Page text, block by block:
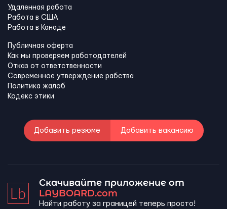
Удаленная работа
Работа в США
Работа в Канадe
Публичная оферта
Как мы проверяем работодателей
Отказ от ответственности
Современное утверждение рабства
Политика жалоб
Кодекс этики
Добавить резюме Добавить вакансию
Скачивайте приложение от
LAYBOARD.com
Найти работу за границей теперь просто!